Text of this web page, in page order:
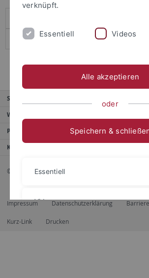
Service
Weitere Angebote
Portale
Kontaktinfo
© 2026 Eberhard Karls Universität Tübingen,
Impressum Datenschutzerklärung
Kurz-Link Drucken
verknüpft.
Essentiell Videos
Alle akzeptieren
oder
Speichern &
Essentiell
Videos